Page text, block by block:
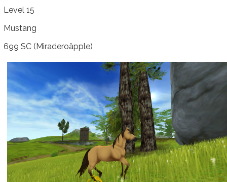
Level 15
Mustang
699 SC (Miraderoäpple)